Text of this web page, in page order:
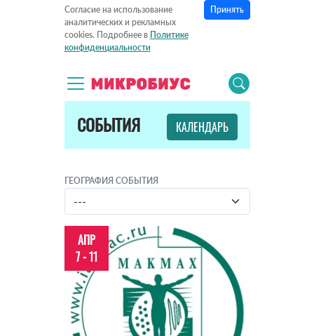
Согласие на использование
аналитических и рекламных
cookies. Подробнее в Политике
конфиденциальности
Принять
СОБЫТИЯ КАЛЕНДАРЬ
ГЕОГРАФИЯ СОБЫТИЯ
АПР
7 - 11